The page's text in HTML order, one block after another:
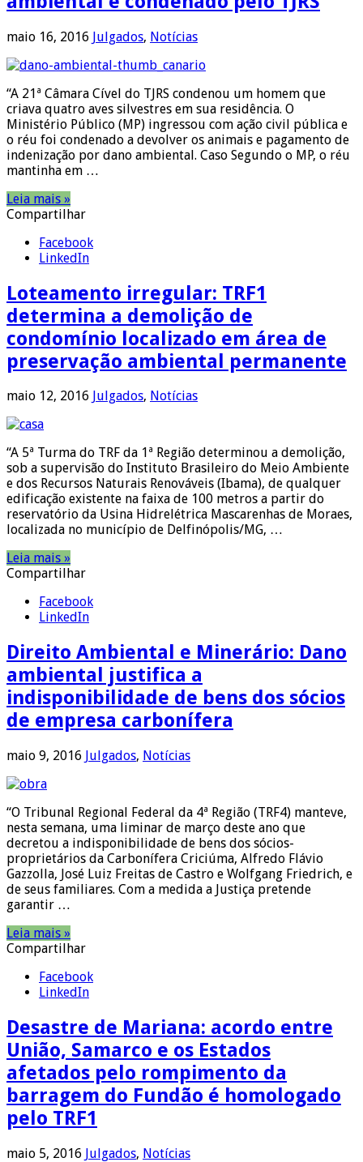
maio 16, 2016 Julgados, Notícias
“A 21ª Câmara Cível do TJRS condenou um homem que
criava quatro aves silvestres em sua residência. O
Ministério Público (MP) ingressou com ação civil pública e
o réu foi condenado a devolver os animais e pagamento de
indenização por dano ambiental. Caso Segundo o MP, o réu
mantinha em …
Leia mais »
Compartilhar
Facebook
LinkedIn
Loteamento irregular: TRF1
determina a demolição de
condomínio localizado em área de
preservação ambiental permanente
maio 12, 2016 Julgados, Notícias
“A 5ª Turma do TRF da 1ª Região determinou a demolição,
sob a supervisão do Instituto Brasileiro do Meio Ambiente
e dos Recursos Naturais Renováveis (Ibama), de qualquer
edificação existente na faixa de 100 metros a partir do
reservatório da Usina Hidrelétrica Mascarenhas de Moraes,
localizada no município de Delfinópolis/MG, …
Leia mais »
Compartilhar
Facebook
LinkedIn
Direito Ambiental e Minerário: Dano
ambiental justifica a
indisponibilidade de bens dos sócios
de empresa carbonífera
maio 9, 2016 Julgados, Notícias
“O Tribunal Regional Federal da 4ª Região (TRF4) manteve,
nesta semana, uma liminar de março deste ano que
decretou a indisponibilidade de bens dos sócios-
proprietários da Carbonífera Criciúma, Alfredo Flávio
Gazzolla, José Luiz Freitas de Castro e Wolfgang Friedrich, e
de seus familiares. Com a medida a Justiça pretende
garantir …
Leia mais »
Compartilhar
Facebook
LinkedIn
Desastre de Mariana: acordo entre
União, Samarco e os Estados
afetados pelo rompimento da
barragem do Fundão é homologado
pelo TRF1
maio 5, 2016 Julgados, Notícias